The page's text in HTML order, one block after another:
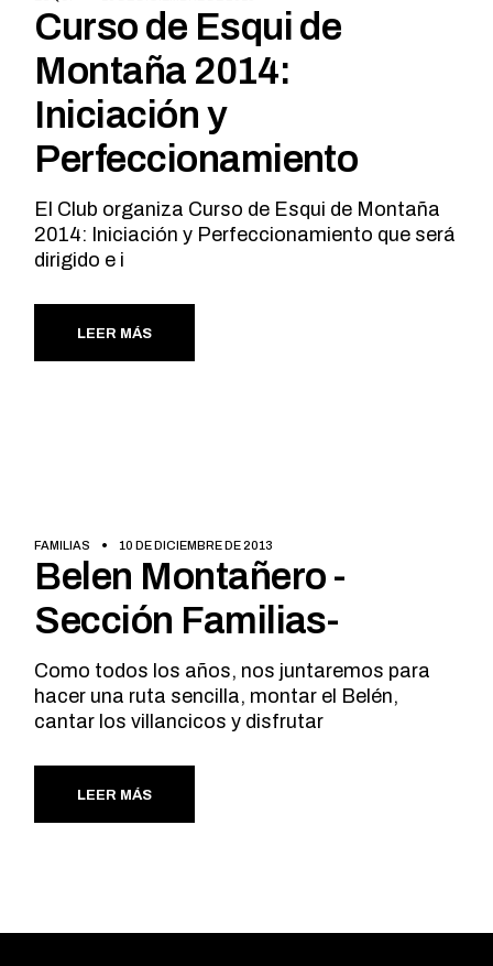
Curso de Esqui de
Montaña 2014:
Iniciación y
Perfeccionamiento
El Club organiza Curso de Esqui de Montaña
2014: Iniciación y Perfeccionamiento que será
dirigido e i
LEER MÁS
FAMILIAS 10 DE DICIEMBRE DE 2013
Belen Montañero -
Sección Familias-
Como todos los años, nos juntaremos para
hacer una ruta sencilla, montar el Belén,
cantar los villancicos y disfrutar
LEER MÁS